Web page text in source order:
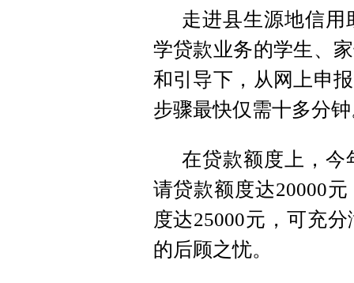
走进县生源地信
学贷款业务的学生、
和引导下，从网上申
步骤最快仅需十多分
在贷款额度上，今
请贷款额度达20000
度达25000元，可充
的后顾之忧。